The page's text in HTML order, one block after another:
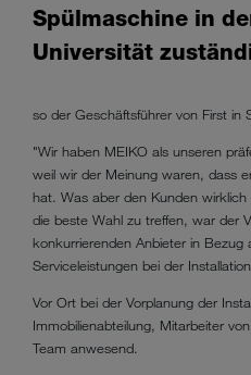
Spülmaschine in
Universität
so der Geschäftsführer von First in
"Wir haben MEIKO als unseren
weil wir der Meinung waren, dass
hat. Was aber den Kunden
die beste Wahl zu treffen, war der
konkurrierenden Anbieter in Bezug
Serviceleistungen bei der
Vor Ort bei der Vorplanung der
Immobilienabteilung, Mitarbeiter
Team anwesend.